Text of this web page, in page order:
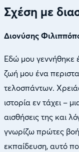
Σχέση με
Διονύσης
Εδώ μου γεννήθηκε
ζωή μου ένα
τελοσπάντων.
ιστορία εν τάχει –
αισθήσεις της και
γνωρίζω πρώτες
εκπαίδευση, αυτό